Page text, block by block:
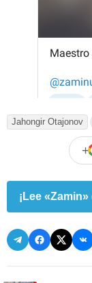
Jahongir Otajonov
+
¡Lee